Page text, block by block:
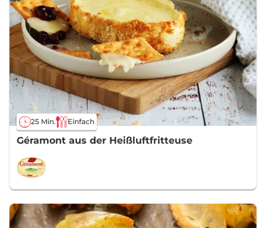
25 Min. Einfach
Géramont aus der Heißluftfritteuse